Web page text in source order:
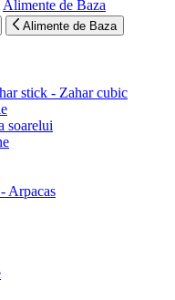
Alimente de Baza
Alimente de Baza
stick - Zahar cubic
soarelui
Arpacas